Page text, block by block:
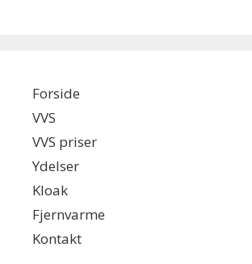
Forside
VVS
VVS priser
Ydelser
Kloak
Fjernvarme
Kontakt